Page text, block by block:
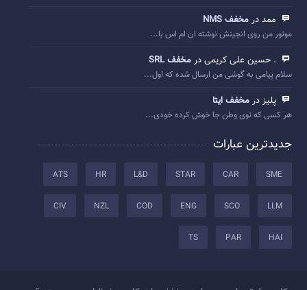
ممد در مخفف NMS
موتور من روی انجینش نوشته ان ام اس با...
. حسین علی کریمی در مخفف SRL
سلام پیامی به گوشی من ارسال شده که اول...
پلیز در مخفف ایتا
هر کسی که توی وطن جا خوش کرده خودی...
جدیدترین عبارات
SME
CAR
STAR
L&D
HR
ATS
LLM
SCO
ENG
COD
NZL
CIV
HAI
PAR
TS